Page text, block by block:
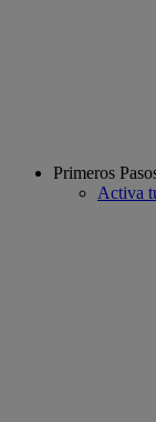
Primeros
Activa